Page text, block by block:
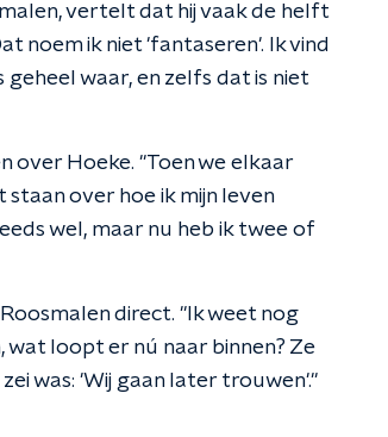
vertelt dat hij vaak de helft
noem ik niet 'fantaseren'. Ik vind
waar, en zelfs dat is niet
over Hoeke. "Toen we elkaar
staan over hoe ik mijn leven
wel, maar nu heb ik twee of
direct. "Ik weet nog
wat loopt er nú naar binnen? Ze
was: 'Wij gaan later trouwen'."